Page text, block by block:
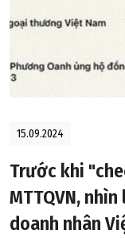
15.09.2024
Trước khi
MTTQVN,
doanh nhân